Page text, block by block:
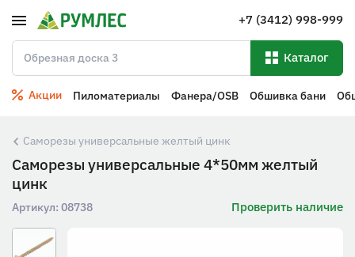
+7 (3412) 998-999
Каталог
Акции Пиломатериалы Фанера/OSB Обшивка бани
Саморезы универсальные желтый цинк
Саморезы универсальные 4*50мм желтый
цинк
Артикул: 08738 Проверить наличие